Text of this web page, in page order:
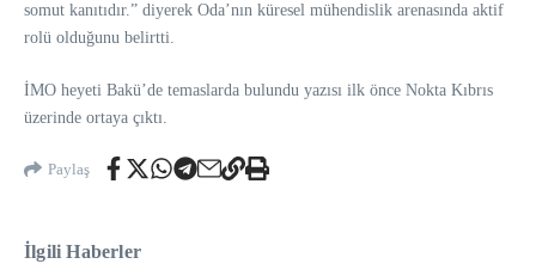
somut kanıtıdır.” diyerek Oda’nın küresel mühendislik arenasında aktif
rolü olduğunu belirtti.
İMO heyeti Bakü’de temaslarda bulundu yazısı ilk önce Nokta Kıbrıs
üzerinde ortaya çıktı.
Paylaş
İlgili Haberler